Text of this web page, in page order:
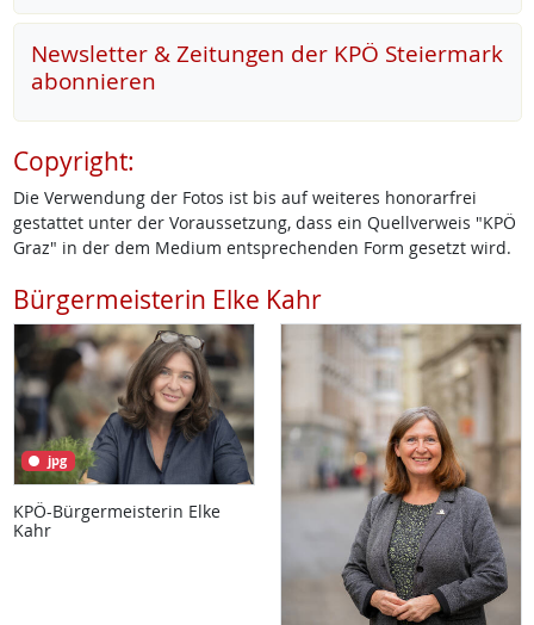
Newsletter & Zeitungen der KPÖ Steiermark
abonnieren
Copyright:
Die Verwendung der Fotos ist bis auf weiteres honorarfrei
gestattet unter der Voraussetzung, dass ein Quellverweis "KPÖ
Graz" in der dem Medium entsprechenden Form gesetzt wird.
Bürgermeisterin Elke Kahr
jpg
KPÖ-Bürgermeisterin Elke
Kahr